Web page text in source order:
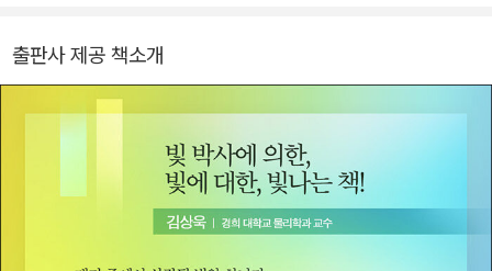
사람 모두가 꼭 볼 책이다. 이 책을 보고 바라본 하늘이 파랗다.
공저로는 《물질의 재발견》 《십 대, 미래를 과학하라!》 《열네 살 진로
학교》 《문명대변혁의 시대》 《역사를 바꾼 100책》 등이 있다. 빛의
다양한 현상에 관심이 커서, 언젠가 일상에서 보고 느끼는 아름답고
재미있는 빛의 모습이나 인류 역사 속 빛에 얽힌 이야기를 써 보려고
한다. 안락의자에 푹 파묻혀 좋아하는 과학책을 읽다가 밤에는 SF 영
화를 보는 게 취미라면 취미다.
출판사 제공 책소개